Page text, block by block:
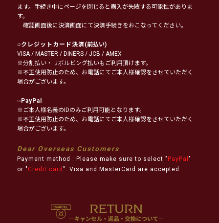
ます。手続き中にページを閉じると購入が失敗する可能性がありま
す。
確認画面後に決済画面にて決済手続きをおこなってください。
○クレジットカード決済(前払い)
VISA / MASTER / DINERS / JCB / AMEX
※分割払い・リボルビング払いもご利用頂けます。
※不正使用防止のため、お電話にてご本人様確認をさせていただく
場合がございます。
○PayPal
※ご本人様名義のIDのみご利用可能となります。
※不正使用防止のため、お電話にてご本人様確認をさせていただく
場合がございます。
Dear Overseas Customers
Payment method : Please make sure to select " PayPal "
or " Credit card ". Visa and MasterCard are accepted.